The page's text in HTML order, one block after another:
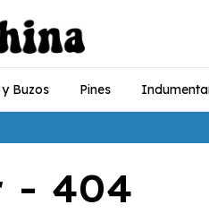
Buzos Pines
- 404